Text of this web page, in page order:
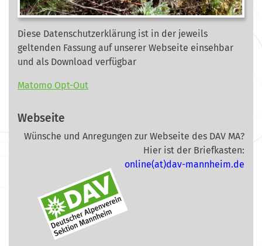
Diese Datenschutzerklärung ist in der jeweils
geltenden Fassung auf unserer Webseite einsehbar
und als Download verfügbar
Matomo Opt-Out
Webseite
Wünsche und Anregungen zur Webseite des DAV MA?
Hier ist der Briefkasten:
online(at)dav-mannheim.de